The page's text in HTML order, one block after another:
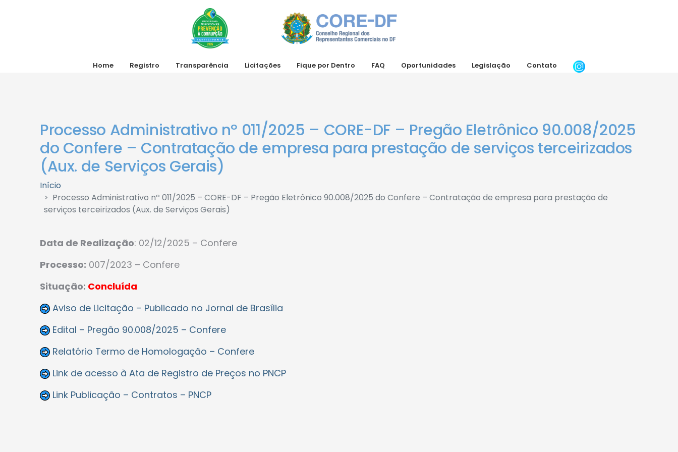
Home Registro Transparência Licitações Fique por Dentro FAQ Oportunidades Legislação Contato
Processo Administrativo nº 011/2025 – CORE-DF – Pregão Eletrônico 90.008/2025
do Confere – Contratação de empresa para prestação de serviços terceirizados
(Aux. de Serviços Gerais)
Início
Processo Administrativo nº 011/2025 – CORE-DF – Pregão Eletrônico 90.008/2025 do Confere – Contratação de empresa para prestação de
serviços terceirizados (Aux. de Serviços Gerais)
Data de Realização: 02/12/2025 – Confere
Processo: 007/2023 – Confere
Situação: Concluída
Aviso de Licitação – Publicado no Jornal de Brasília
Edital – Pregão 90.008/2025 – Confere
Relatório Termo de Homologação – Confere
Link de acesso à Ata de Registro de Preços no PNCP
Link Publicação – Contratos – PNCP